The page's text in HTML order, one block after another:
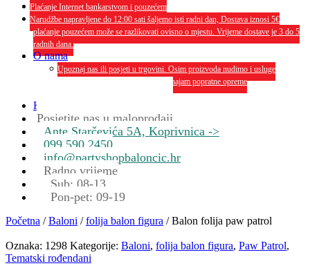
Plaćanje Internet bankarstvom i pouzećem
Narudžbe napravljene do 12:00 sati šaljemo isti radni dan, Dostava iznosi 5€
plaćanje pouzećem može se razlikovati ovisno o mjestu. Vrijeme dostave je 3 do 5
radnih dana.
O nama
Upoznaj nas ili posjeti u trgovini. Osim proizvoda nudimo i usluge
dekoriranja interijera i eksterija te najam popratne opreme
Kontakt
Posjetite nas u maloprodaji
Ante Starčevića 5A, Koprivnica ->
099 590 2450
info@partyshopbaloncic.hr
Radno vrijeme
Sub: 08-13
Pon-pet: 09-19
Početna /Baloni /folija balon figura / Balon folija paw patrol
Oznaka: 1298 Kategorije: Baloni, folija balon figura, Paw Patrol,
Tematski rođendani